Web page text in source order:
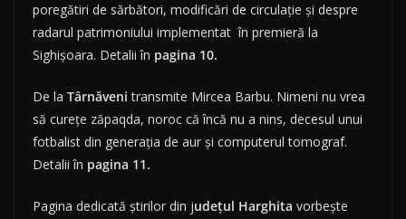
poregătiri de sărbători, modificări de circulaţie şi despre
radarul patrimoniului implementat în premieră la
Sighişoara. Detalii în pagina 10.
De la Târnăveni transmite Mircea Barbu. Nimeni nu vrea
să cureţe zăpaqda, noroc că încă nu a nins, decesul unui
fotbalist din generaţia de aur şi computerul tomograf.
Detalii în pagina 11.
Pagina dedicată ştirilor din judeţul Harghita vorbeşte